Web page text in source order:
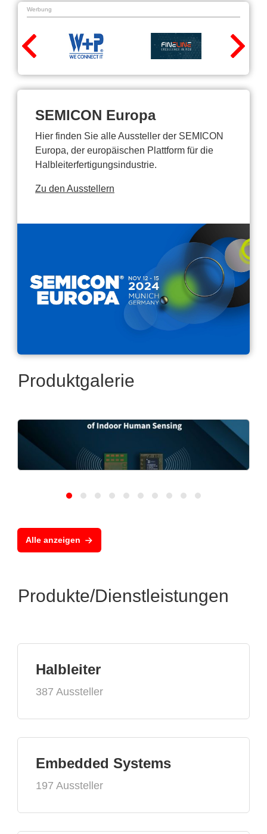
Werbung
SEMICON Europa
Hier finden Sie alle Aussteller der SEMICON
Europa, der europäischen Plattform für die
Halbleiterfertigungsindustrie.
Zu den Ausstellern
Produktgalerie
Rhine:Cost-Efficient In-Cabin/Indoor Radar
Alle anzeigen
Produkte/Dienstleistungen
Halbleiter
387 Aussteller
Embedded Systems
197 Aussteller